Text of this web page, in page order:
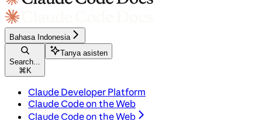
Bahasa Indonesia
Search...
⌘ K
Tanya asisten
Claude Developer Platform
Claude Code on the Web
Claude Code on the Web